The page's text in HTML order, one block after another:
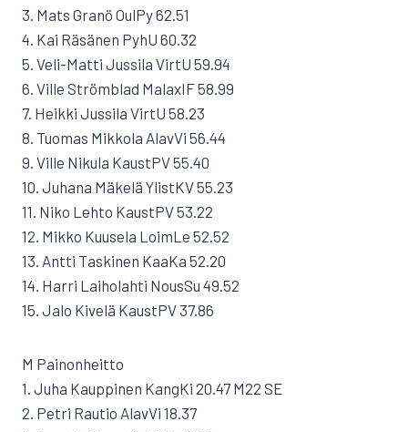
3. Mats Granö OulPy 62.51
4. Kai Räsänen PyhU 60.32
5. Veli-Matti Jussila VirtU 59.94
6. Ville Strömblad MalaxIF 58.99
7. Heikki Jussila VirtU 58.23
8. Tuomas Mikkola AlavVi 56.44
9. Ville Nikula KaustPV 55.40
10. Juhana Mäkelä YlistKV 55.23
11. Niko Lehto KaustPV 53.22
12. Mikko Kuusela LoimLe 52.52
13. Antti Taskinen KaaKa 52.20
14. Harri Laiholahti NousSu 49.52
15. Jalo Kivelä KaustPV 37.86
M Painonheitto
1. Juha Kauppinen KangKi 20.47 M22 SE
2. Petri Rautio AlavVi 18.37